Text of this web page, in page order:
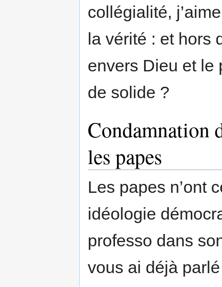
collégialité,
la vérité : et hors
envers Dieu et le
de solide ?
Condamnation
les papes
Les papes n’ont
idéologie
professo dans
vous ai déjà